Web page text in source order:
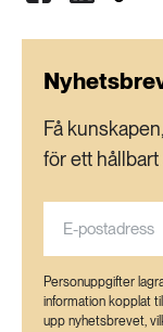
Få
för ett hållbart
Personuppgifter
information kopplat
upp nyhetsbrevet,